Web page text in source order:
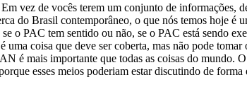
vez de vocês terem um conjunto de informações,
do Brasil contemporâneo, o que nós temos hoje é
o PAC tem sentido ou não, se o PAC está sendo
coisa que deve ser coberta, mas não pode
é mais importante que todas as coisas do mundo.
esses meios poderiam estar discutindo de